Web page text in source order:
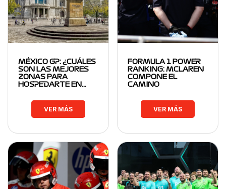
MÉXICO GP: ¿CUÁLES
SON LAS MEJORES
ZONAS PARA
HOSPEDARTE EN…
VER MÁS
FORMULA 1 POWER
RANKING: MCLAREN
COMPONE EL
CAMINO
VER MÁS